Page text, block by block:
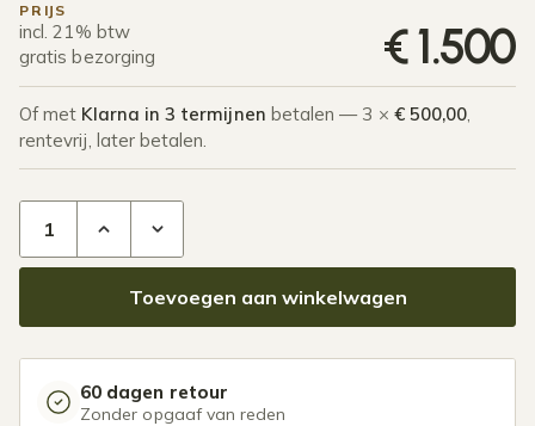
PRIJS
incl. 21% btw
gratis bezorging
€1.500
Of met Klarna in 3 termijnen betalen — 3 × € 500,00,
rentevrij, later betalen.
Toevoegen aan winkelwagen
60 dagen retour
Zonder opgaaf van reden